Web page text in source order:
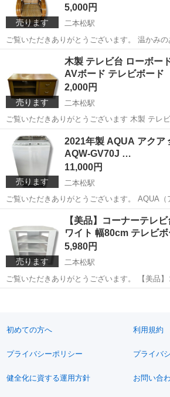
売ります
5,000円
二本松駅
ご覧いただきありがとうございます。 温かみのあるラタン素材を使用
した、昭和レトロなリクライニングチェアです。 ゆったりとした
心地で、足を伸ばせるオットマン一体型。読
などリラックスタイムに最適です...
二本松市 二本松駅 インテリ
売ります
木製 テレビ台 ローボー
AVボード テレビボード
2,000円
二本松駅
ご覧いただきありがとうございます 木製 テレビ台 ローボード ガラス
扉 引き出しAVボード テレビボード 木目調の落ち着いたデザインがお
しゃれなテレビ台です。 ガラス扉収納と引き出し2杯付きで、DVDや
ゲーム機、AV機...
福島 二本松市 二本松駅 収納家具
売ります
2021年製 AQUA アクア
AQW-GV70J …
11,000円
二本松駅
ご覧いただきありがとうございます。 AQUA（アクア）7.0kg 全自動
洗濯機「AQW-GV70J」です。 2021年製で、動作確認・簡易清掃済み
も優れ...
二本松市 二本松駅
売ります
【美品】コーナーテレ
ワイト 幅80cm テレビ
5,980円
二本松駅
ご覧いただきありがとうございます。 【美品】コーナーテレビ台 オー
プンラック ホワイト 幅80cm テレビボード 収納付き シンプ
初めての方へ 利用規約
プライバシーポリシー プライバ
健全化に資する運用方針 お問い合